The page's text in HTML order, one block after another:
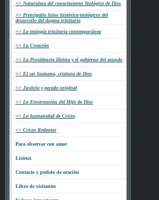
=> Naturaleza del conocimiento Teológico de Dios
=> Principales hitos histórico-teológicos del
desarrollo del dogma trinitario
=> La teología trinitaria contemporánea
=> La Creación
=> La Providencia Divina y el gobierno del mundo
=> El ser humano, criatura de Dios
=> Justicia y pecado original
=> La Encarnación del Hijo de Dios
=> La humanidad de Cristo
=> Cristo Redentor
Para observar con amor
Lisieux
Contacto y pedido de oración
Libro de visitantes